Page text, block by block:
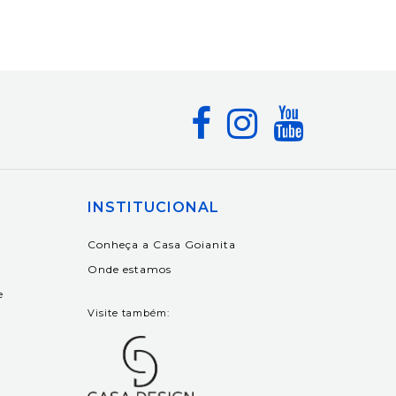
INSTITUCIONAL
Conheça a Casa Goianita
Onde estamos
Visite também: